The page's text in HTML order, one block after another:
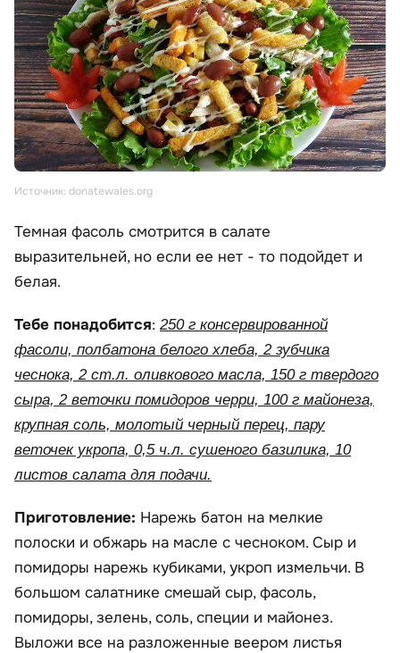
Источник: donatewales.org
Темная фасоль смотрится в салате
выразительней, но если ее нет - то подойдет и
белая.
Тебе понадобится: 250 г консервированной
фасоли, полбатона белого хлеба, 2 зубчика
чеснока, 2 ст.л. оливкового масла, 150 г твердого
сыра, 2 веточки помидоров черри, 100 г майонеза,
крупная соль, молотый черный перец, пару
веточек укропа, 0,5 ч.л. сушеного базилика, 10
листов салата для подачи.
Приготовление: Нарежь батон на мелкие
полоски и обжарь на масле с чесноком. Сыр и
помидоры нарежь кубиками, укроп измельчи. В
большом салатнике смешай сыр, фасоль,
помидоры, зелень, соль, специи и майонез.
Выложи все на разложенные веером листья